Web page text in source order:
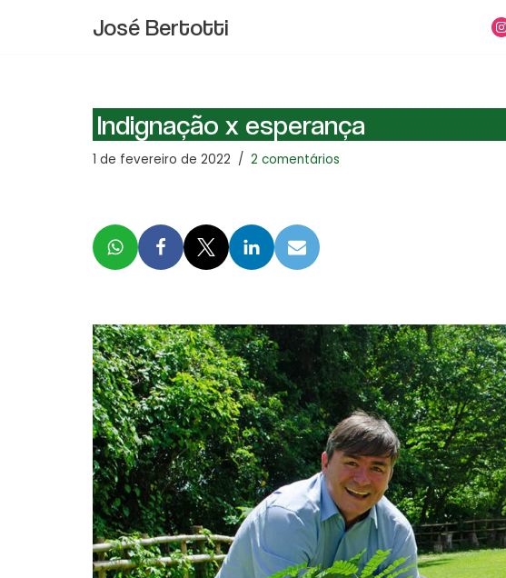
José Bertotti
Indignação x esperança
1 de fevereiro de 2022 2 comentários